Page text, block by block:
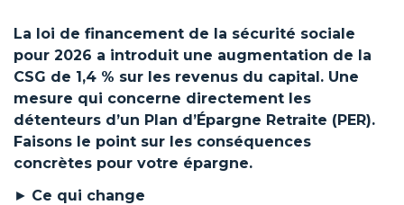
La loi de financement de la sécurité sociale
pour 2026 a introduit une augmentation de la
CSG de 1,4 % sur les revenus du capital. Une
mesure qui concerne directement les
détenteurs d’un Plan d’Épargne Retraite (PER).
Faisons le point sur les conséquences
concrètes pour votre épargne.
► Ce qui change